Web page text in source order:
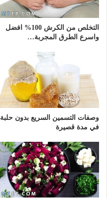
التخلص من الكرش 100% افضل
واسرع الطرق المجربة…
وصفات التسمين السريع بدون حلبة
في مدة قصيرة